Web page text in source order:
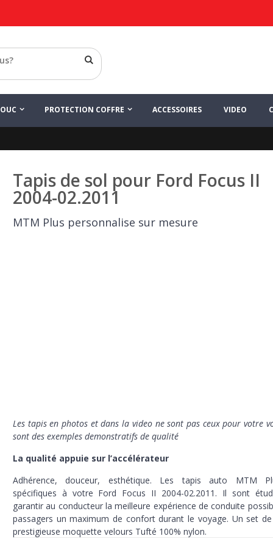
PROTECTION COFFRE ACCESSOIRES VIDEO
Tapis de sol pour Ford Focus II
2004-02.2011
MTM Plus personnalise sur mesure
Les tapis en photos et dans la video ne sont pas ceux pour votre
sont des exemples demonstratifs de qualité
La qualité appuie sur l’accélérateur
Adhérence, douceur, esthétique. Les tapis auto MTM
spécifiques à votre Ford Focus II 2004-02.2011. Il sont
garantir au conducteur la meilleure expérience de conduite
passagers un maximum de confort durant le voyage. Un set
prestigieuse moquette velours Tufté 100% nylon.